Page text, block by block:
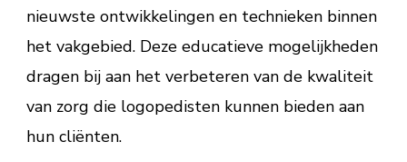
nieuwste ontwikkelingen en technieken binnen
het vakgebied. Deze educatieve mogelijkheden
dragen bij aan het verbeteren van de kwaliteit
van zorg die logopedisten kunnen bieden aan
hun cliënten.